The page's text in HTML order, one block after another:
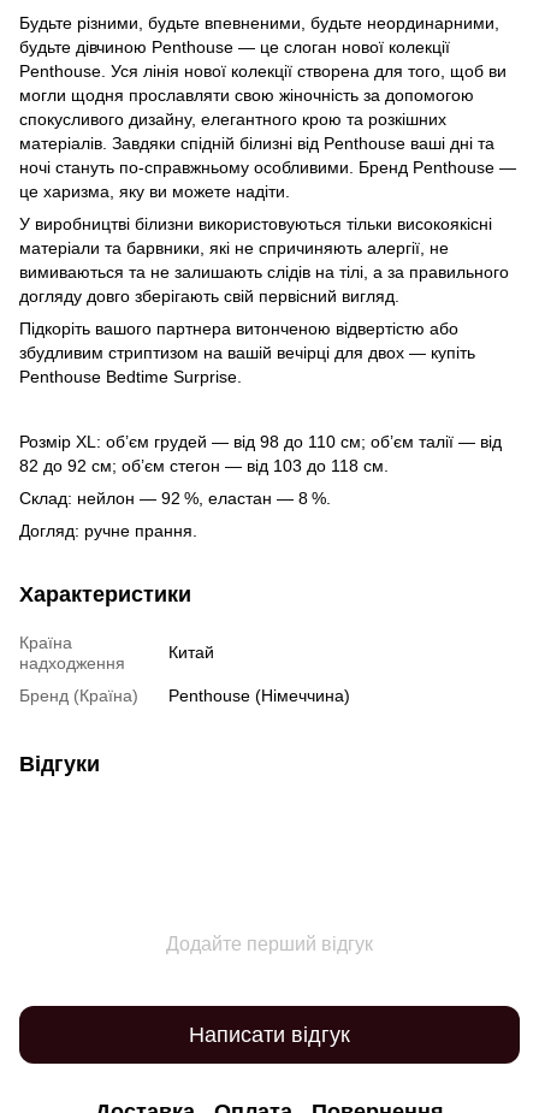
Будьте різними, будьте впевненими, будьте неординарними,
будьте дівчиною Penthouse — це слоган нової колекції
Penthouse. Уся лінія нової колекції створена для того, щоб ви
могли щодня прославляти свою жіночність за допомогою
спокусливого дизайну, елегантного крою та розкішних
матеріалів. Завдяки спідній білизні від Penthouse ваші дні та
ночі стануть по-справжньому особливими. Бренд Penthouse —
це харизма, яку ви можете надіти.
У виробництві білизни використовуються тільки високоякісні
матеріали та барвники, які не спричиняють алергії, не
вимиваються та не залишають слідів на тілі, а за правильного
догляду довго зберігають свій первісний вигляд.
Підкоріть вашого партнера витонченою відвертістю або
збудливим стриптизом на вашій вечірці для двох — купіть
Penthouse Bedtime Surprise.
Розмір XL: об’єм грудей — від 98 до 110 см; об’єм талії — від
82 до 92 см; об’єм стегон — від 103 до 118 см.
Склад: нейлон — 92 %, еластан — 8 %.
Догляд: ручне прання.
Характеристики
Країна
надходження
Китай
Бренд (Країна) Penthouse (Німеччина)
Відгуки
Додайте перший відгук
Написати відгук